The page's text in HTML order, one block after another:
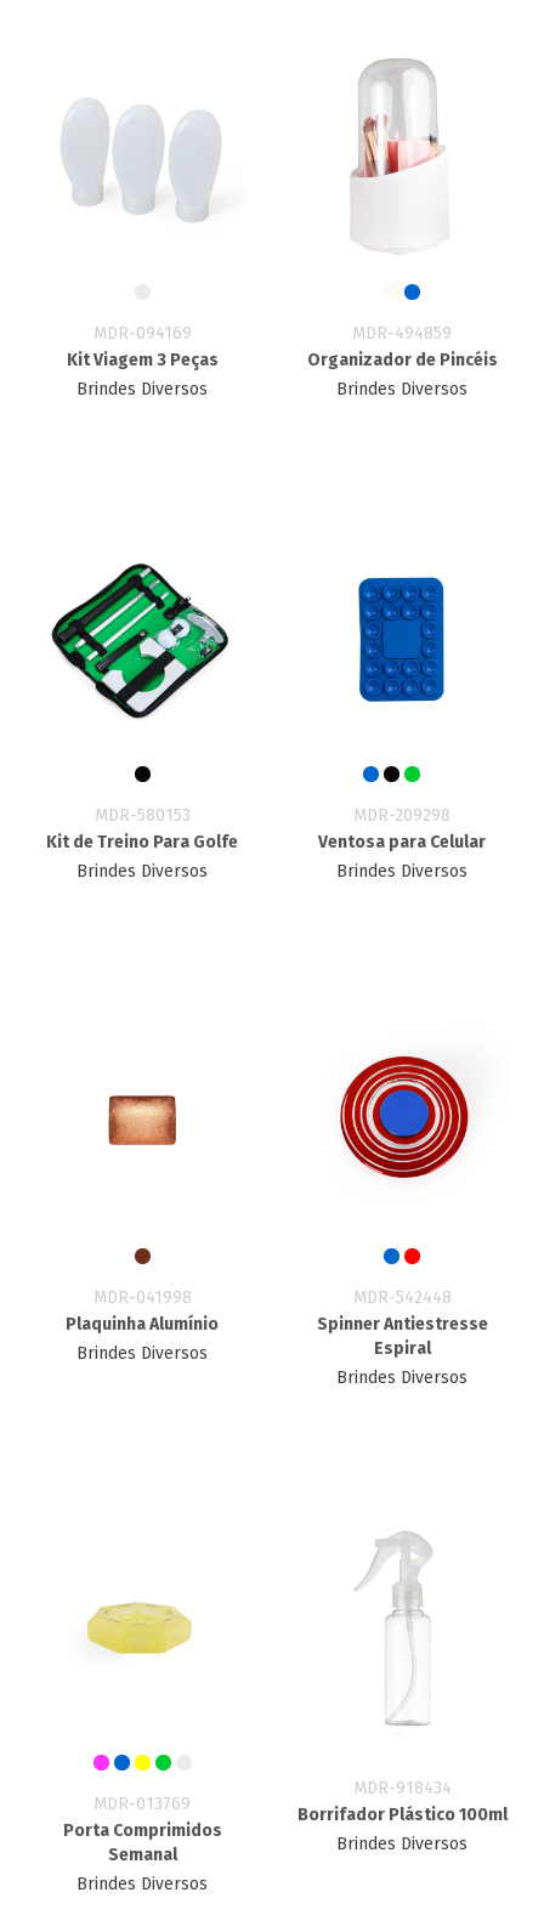
MDR-094169
Kit Viagem 3 Peças
Brindes Diversos
MDR-494859
Organizador de Pincéis
Brindes Diversos
MDR-580153
Kit de Treino Para Golfe
Brindes Diversos
MDR-209298
Ventosa para Celular
Brindes Diversos
MDR-041998
Plaquinha Alumínio
Brindes Diversos
MDR-542448
Spinner Antiestresse
Espiral
Brindes Diversos
MDR-013769
Porta Comprimidos
Semanal
Brindes Diversos
MDR-918434
Borrifador Plástico 100ml
Brindes Diversos